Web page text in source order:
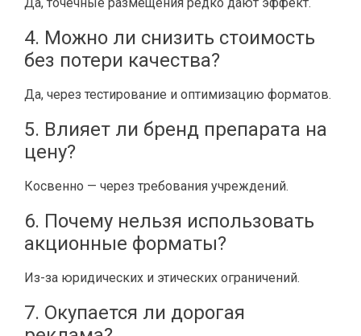
4. Можно ли снизить стоимость
без потери качества?
Да, через тестирование и оптимизацию форматов.
5. Влияет ли бренд препарата на
цену?
Косвенно — через требования учреждений.
6. Почему нельзя использовать
акционные форматы?
Из-за юридических и этических ограничений.
7. Окупается ли дорогая